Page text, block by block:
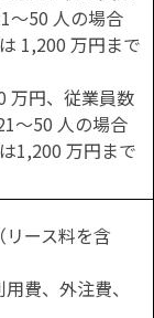
～50 人の場合
1,200 万円まで
万円、従業員数
～50 人の場合
1,200 万円まで
ース料を含
費、外注費、